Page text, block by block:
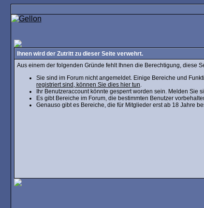
Ihnen wird der Zutritt zu dieser Seite verwehrt.
Aus einem der folgenden Gründe fehlt Ihnen die Berechtigung, diese
Sie sind im Forum nicht angemeldet. Einige Bereiche und
registriert sind, können Sie dies hier tun.
Ihr Benutzeraccount könnte gesperrt worden sein. Melden
Es gibt Bereiche im Forum, die bestimmten Benutzer
Genauso gibt es Bereiche, die für Mitglieder erst ab 18 Jahre